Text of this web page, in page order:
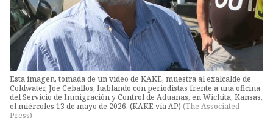
Esta imagen, tomada de un video de KAKE, muestra al exalcalde de
Coldwater, Joe Ceballos, hablando con periodistas frente a una oficina
del Servicio de Inmigración y Control de Aduanas, en Wichita, Kansas,
el miércoles 13 de mayo de 2026. (KAKE vía AP) (The Associated
Press)